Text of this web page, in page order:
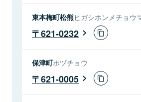
東本梅町松熊ヒガシホンメチョウ
621-0232
保津町ホヅチョウ
621-0005